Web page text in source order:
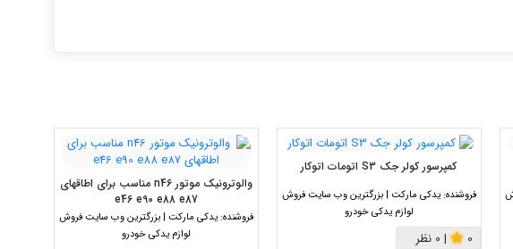
کمپرسور کولر جک S3 اتومات اتوکار
فروشنده: یدکی مارکت | بزرگترین وب سایت فروش
لوازم یدکی خودرو
0
| 0 نظر
والوترونیک موتور n46 مناسب برای اطاقهای
e46 e90 e88 e87
فروشنده: یدکی مارکت | بزرگترین وب سایت فروش
لوازم یدکی خودرو